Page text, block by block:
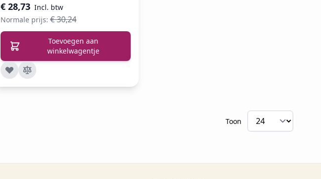
€ 28,73
Normale prijs: € 30,24
Toevoegen aan
winkelwagentje
Toon